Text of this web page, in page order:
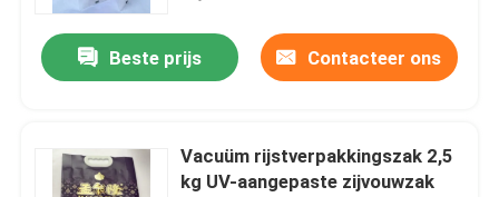
Beste prijs Contacteer ons
Vacuüm rijstverpakkingszak 2,5
kg UV-aangepaste zijvouwzak